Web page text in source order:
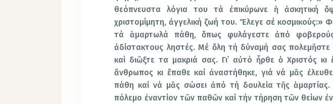
θεόπνευστα λόγια του τά ἐπικύρωνε ἡ ἀσκητική
χριστομίμητη, ἀγγελική ζωή του. Ἔλεγε σέ κοσμικούς:»
τά ἁμαρτωλά πάθη, ὅπως φυλάγεστε ἀπό
ἀδίστακτους ληστές. Μέ ὅλη τή δύναμή σας πολεμῆστε
καί διῶξτε τα μακριά σας. Γι᾿ αὐτό ἦρθε ὁ Χριστός κι
ἄνθρωπος κι ἔπαθε καί ἀναστήθηκε, γιά νά μᾶς
πάθη καί νά μᾶς σώσει ἀπό τή δουλεία τῆς
πόλεμο ἐναντίον τῶν παθῶν καί τήν τήρηση τῶν θείων